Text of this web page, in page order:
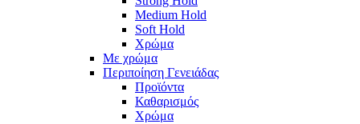
Medium Hold
Soft Hold
Χρώμα
Με χρώμα
Περιποίηση Γενειάδας
Προϊόντα
Καθαρισμός
Χρώμα